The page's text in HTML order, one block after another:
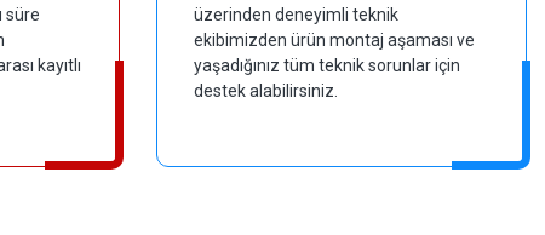
süre
kayıtlı
üzerinden deneyimli teknik
ekibimizden ürün montaj aşaması ve
yaşadığınız tüm teknik sorunlar için
destek alabilirsiniz.